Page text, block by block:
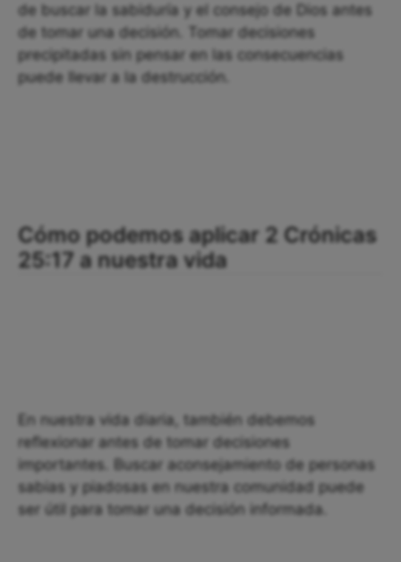
de buscar la sabiduría y el consejo de Dios antes
de tomar una decisión. Tomar decisiones
precipitadas sin pensar en las consecuencias
puede llevar a la destrucción.
Cómo podemos aplicar 2 Crónicas
25:17 a nuestra vida
En nuestra vida diaria, también debemos
reflexionar antes de tomar decisiones
importantes. Buscar aconsejamiento de personas
sabias y piadosas en nuestra comunidad puede
ser útil para tomar una decisión informada.